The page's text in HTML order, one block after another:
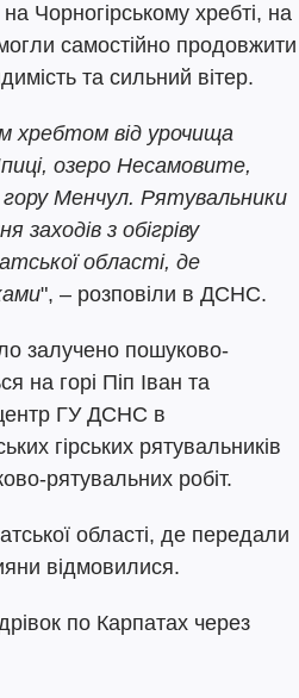
Чорногірському хребті, на
самостійно продовжити
та сильний вітер.
хребтом від урочища
озеро Несамовите,
Менчул. Рятувальники
з обігріву
області, де
", – розповіли в ДСНС.
залучено пошуково-
на горі Піп Іван та
ГУ ДСНС в
гірських рятувальників
рятувальних робіт.
області, де передали
відмовилися.
по Карпатах через